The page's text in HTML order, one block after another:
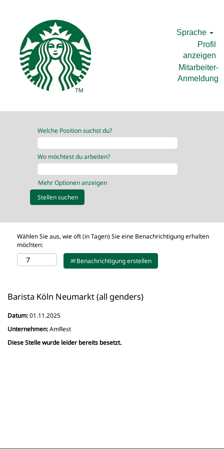
Sprache
Profil
anzeigen
Mitarbeiter-
Anmeldung
Welche Position suchst du?
Wo möchtest du arbeiten?
Mehr Optionen anzeigen
Wählen Sie aus, wie oft (in Tagen) Sie eine Benachrichtigung erhalten
möchten:
Benachrichtigung erstellen
Barista Köln Neumarkt (all genders)
Datum:01.11.2025
Unternehmen:AmRest
Diese Stelle wurde leider bereits besetzt.